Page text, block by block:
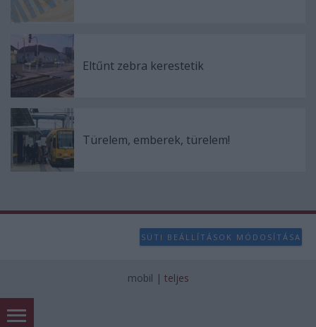
Eltűnt zebra kerestetik
Türelem, emberek, türelem!
SÜTI BEÁLLÍTÁSOK MÓDOSÍTÁSA
mobil | teljes